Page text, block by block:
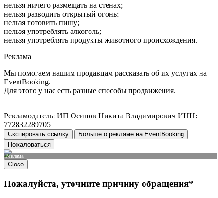
нельзя ничего размещать на стенах;
нельзя разводить открытый огонь;
нельзя готовить пищу;
нельзя употреблять алкоголь;
нельзя употреблять продукты животного происхождения.
Реклама
Мы помогаем нашим продавцам рассказать об их услугах на
EventBooking.
Для этого у нас есть разные способы продвижения.
Рекламодатель: ИП Осипов Никита Владимирович ИНН:
772832289705
Скопировать ссылку
Больше о рекламе на EventBooking
Пожаловаться
Реклама
Close
Пожалуйста, уточните причину обращения*